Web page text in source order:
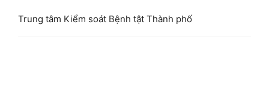
Trung tâm Kiểm soát Bệnh tật Thành phố